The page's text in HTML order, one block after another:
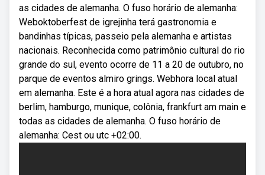
as cidades de alemanha. O fuso horário de alemanha:
Weboktoberfest de igrejinha terá gastronomia e
bandinhas típicas, passeio pela alemanha e artistas
nacionais. Reconhecida como patrimônio cultural do rio
grande do sul, evento ocorre de 11 a 20 de outubro, no
parque de eventos almiro grings. Webhora local atual
em alemanha. Este é a hora atual agora nas cidades de
berlim, hamburgo, munique, colônia, frankfurt am main e
todas as cidades de alemanha. O fuso horário de
alemanha: Cest ou utc +02:00.